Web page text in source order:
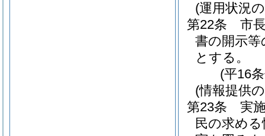
(運用状況
第22条
市
書の開示
とする。
(平16
(情報提供
第23条
実
民の求め